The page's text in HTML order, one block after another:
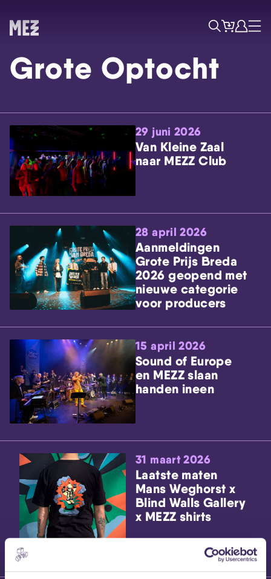
Skip navigatie
ZoekTicketsAccount
Menu
Grote Optocht
29 juni 2026
Van Kleine Zaal
naar MEZZ Club
28 april 2026
Aanmeldingen
Grote Prijs Breda
2026 geopend met
nieuwe categorie
voor producers
15 april 2026
Sound of Europe
en MEZZ slaan
handen ineen
31 maart 2026
Laatste maten
Mans Weghorst x
Blind Walls Gallery
x MEZZ shirts